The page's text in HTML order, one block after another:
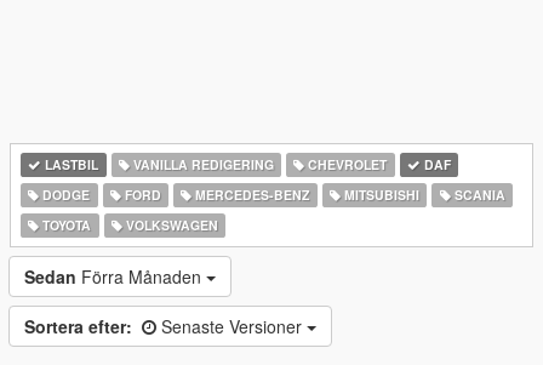
LASTBIL VANILLA REDIGERING CHEVROLET
DAF
DODGE
FORD MERCEDES-BENZ MITSUBISHI
SCANIA
TOYOTA
VOLKSWAGEN
Sedan Förra Månaden
Sortera efter: Senaste Versioner